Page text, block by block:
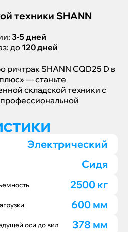
техники SHANN
3-5 дней
до120 дней
ричтрак SHANN CQD25 D в
— станьте
складской техники с
профессиональной
Электрический
Сидя
2500 кг
600 мм
оси до вил 378 мм